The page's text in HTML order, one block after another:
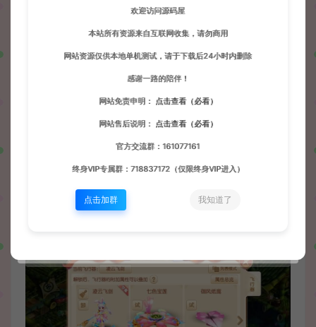
欢迎访问源码屋
本站所有资源来自互联网收集，请勿商用
网站资源仅供本地单机测试，请于下载后24小时内删除
感谢一路的陪伴！
网站免责申明： 点击查看（必看）
网站售后说明： 点击查看（必看）
官方交流群：161077161
终身VIP专属群：718837172（仅限终身VIP进入）
点击加群 我知道了